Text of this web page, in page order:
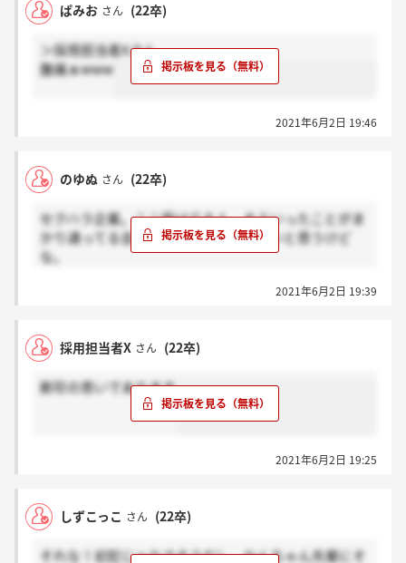
ぱみお さん (22卒)
＞採用担当者Xさん
腹痛ぁwww
2021年6月2日 19:46
のゆぬ さん (22卒)
セクハラ企業。ここ受けてる人、そういったことがま
かり通ってる会社には行かない方がいいと思うけど
な。
2021年6月2日 19:39
採用担当者X さん (22卒)
断珍の思いであります
2021年6月2日 19:25
しずこっこ さん (22卒)
それな！初犯じゃなさそうだし、わんちゃん先輩にそ